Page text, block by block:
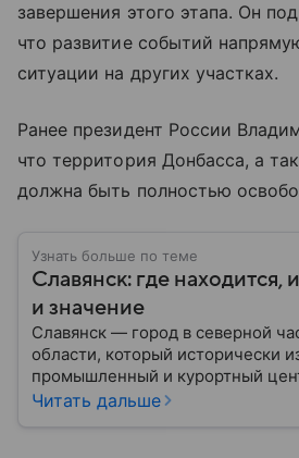
завершения этого этапа. Он
что развитие событий
ситуации на других участках.
Ранее президент России
что территория Донбасса, а
должна быть полностью
Узнать больше по теме
Славянск: где находится,
и значение
Славянск — город в северной
области, который исторически
промышленный и курортный
начала вооруженного конфликта
Читать дальше